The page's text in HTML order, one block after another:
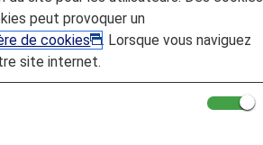
peut provoquer un
de cookies
. Lorsque vous naviguez
site internet.